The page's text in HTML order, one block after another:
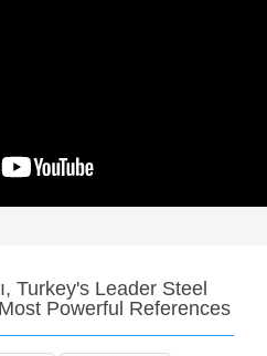
Turkey's Leader Steel
Powerful References